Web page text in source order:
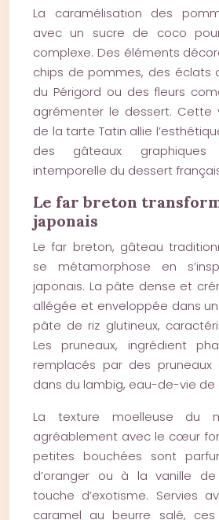
La caramélisation des
avec un sucre de coco
complexe. Des éléments
chips de pommes, des éclats
du Périgord ou des fleurs
agrémenter le dessert. Cette
de la tarte Tatin allie
des gâteaux
intemporelle du dessert
Le far breton
japonais
Le far breton, gâteau
se métamorphose en
japonais. La pâte dense et
allégée et enveloppée dans
pâte de riz glutineux,
Les pruneaux, ingrédient
remplacés par des pruneaux
dans du lambig, eau-de-vie de
La texture moelleuse du
agréablement avec le cœur
petites bouchées sont
d’oranger ou à la vanille
touche d’exotisme. Servies
caramel au beurre salé,